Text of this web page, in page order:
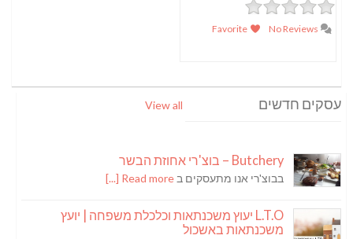
עסקים חדשים View all
Butchery – בוצ'רי אחוזת הבשר
בבוצ'רי אנו מתעסקים ב Read more [...]
L.T.O יעוץ משכנתאות וכלכלת משפחה | יועץ
משכנתאות באשכול